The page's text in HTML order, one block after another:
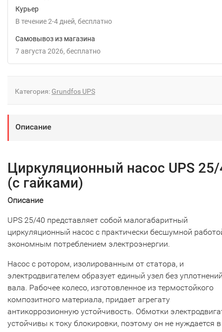
Курьер
В течение2-4дней Бесплатно
Самовывоз из магазина
7 августа 2026
Бесплатно
Категория: Grundfos UPS
Описание
Циркуляционный насос UPS
(с гайками)
Описание
UPS 25/40 представляет собой малогабаритный
циркуляционный насос с практически бесшумной
экономным потреблением электроэнергии.
Насос с ротором, изолированным от статора, и
электродвигателем образует единый узел без
вала. Рабочее колесо, изготовленное из термостойкого
композитного материала, придает агрегату
антикоррозионную устойчивость. Обмотки
устойчивы к току блокировки, поэтому он не нуждается в